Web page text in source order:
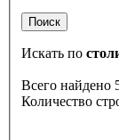
Поиск
Искать по
Всего найдено
Количество